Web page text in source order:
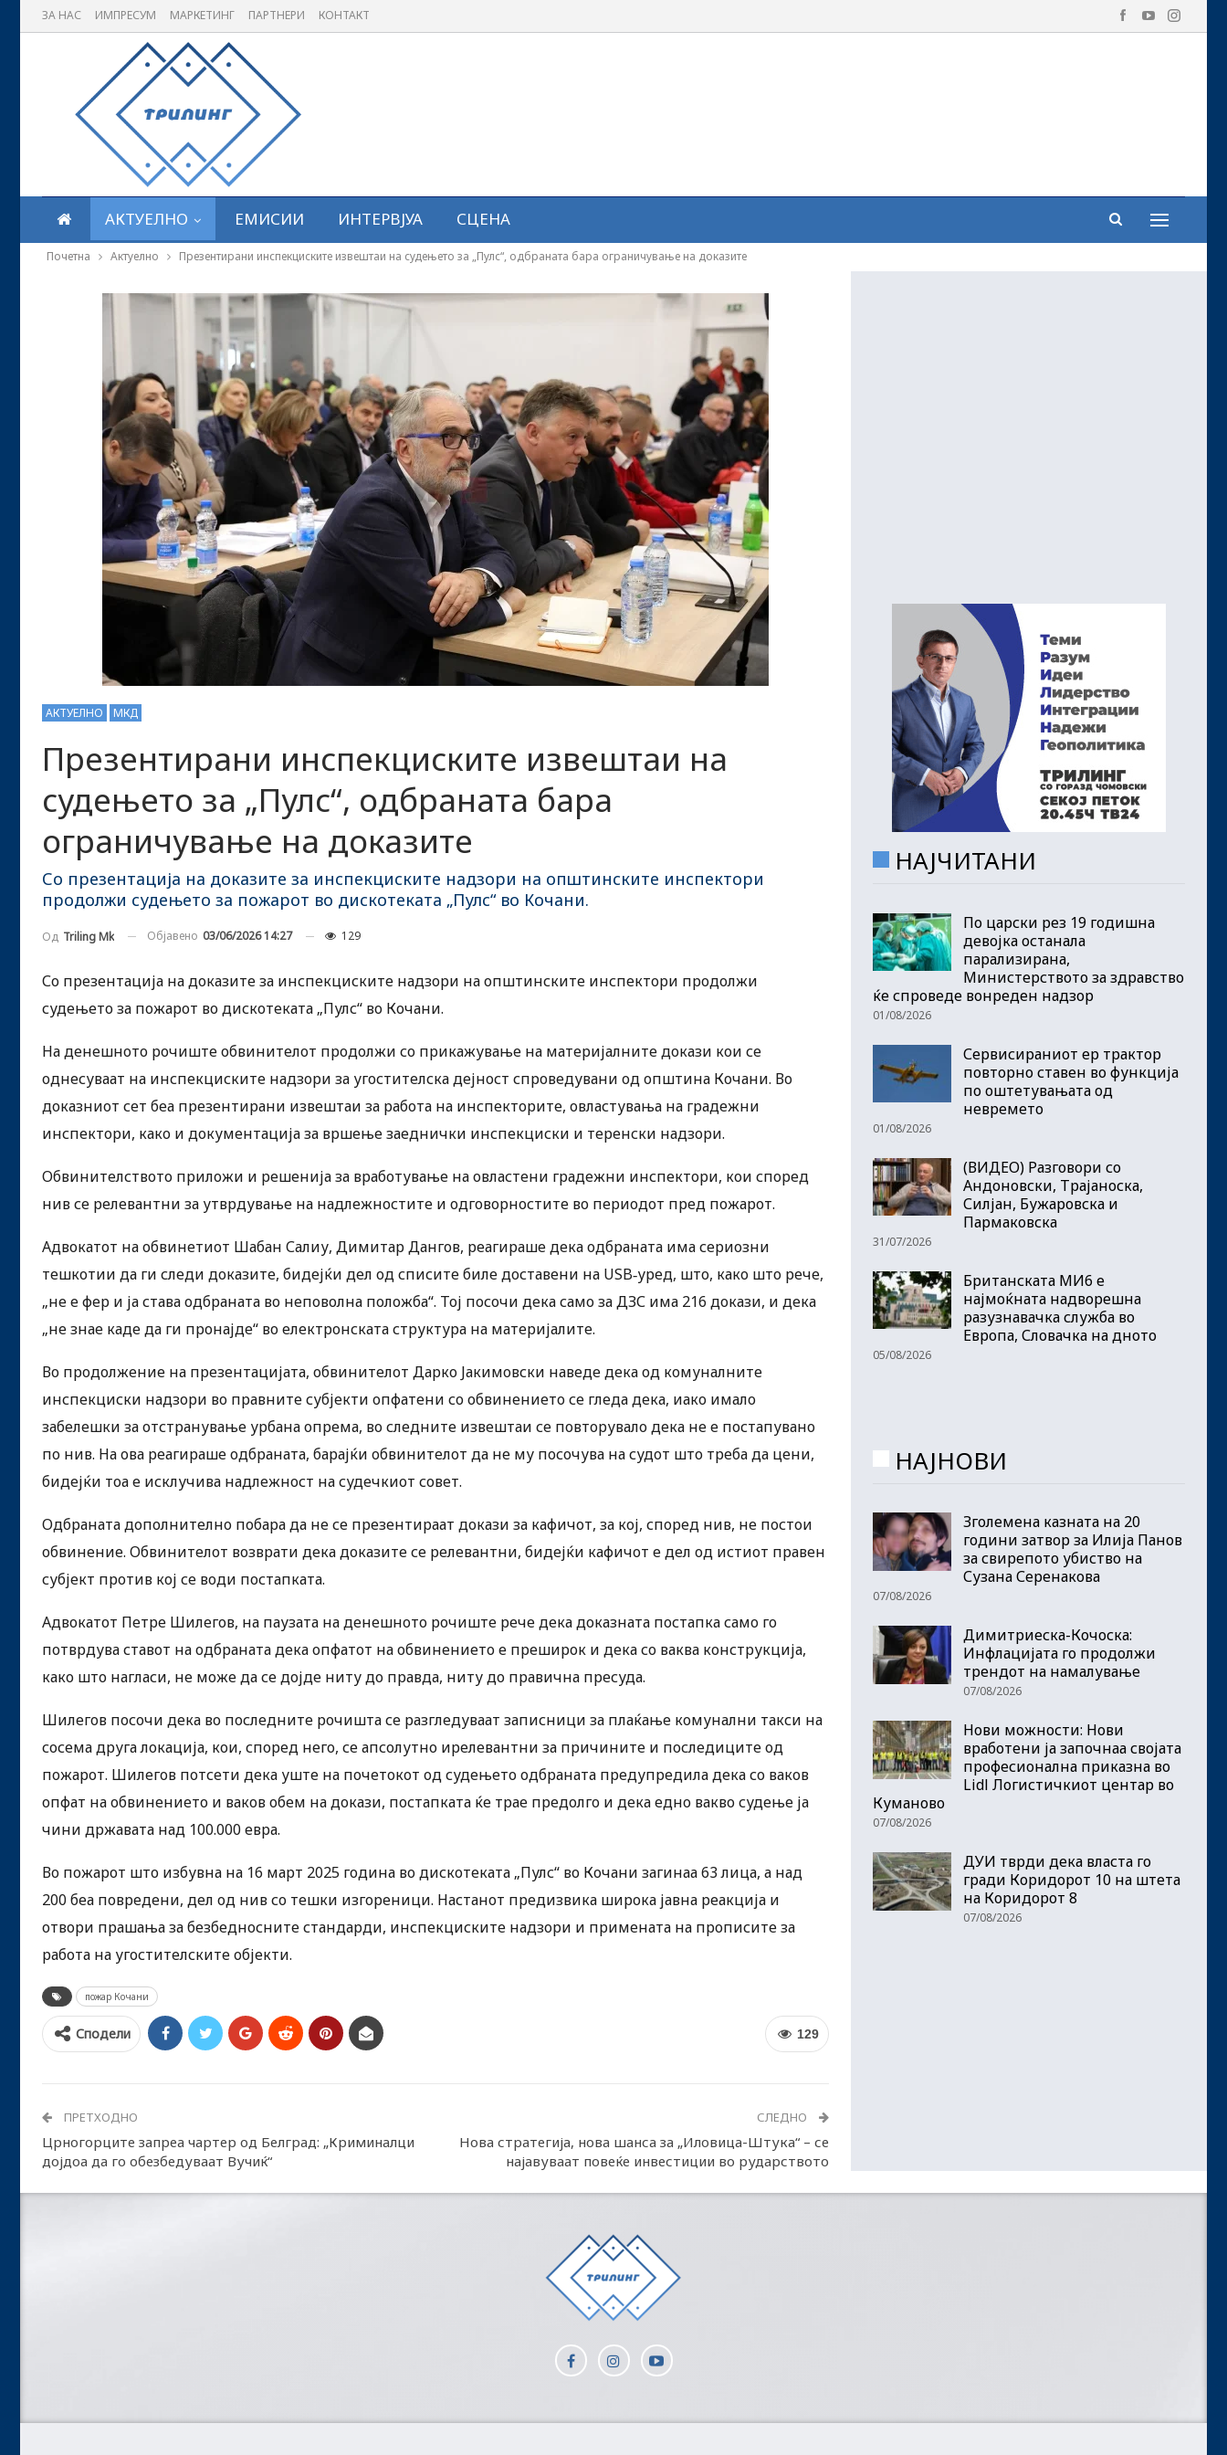
ЗА НАС ИМПРЕСУМ МАРКЕТИНГ ПАРТНЕРИ КОНТАКТ
АКТУЕЛНО ЕМИСИИ ИНТЕРВЈУА СЦЕНА
Почетна Актуелно Презентирани инспекциските извештаи на судењето за „Пулс“, одбраната бара ограничување на доказите
АКТУЕЛНО МКД
Презентирани инспекциските извештаи на
судењето за „Пулс“, одбраната бара
ограничување на доказите
Со презентација на доказите за инспекциските надзори на општинските инспектори
продолжи судењето за пожарот во дискотеката „Пулс“ во Кочани.
Од Triling Mk Објавено 03/06/2026 14:27 129
Со презентација на доказите за инспекциските надзори на општинските инспектори продолжи
судењето за пожарот во дискотеката „Пулс“ во Кочани.
На денешното рочиште обвинителот продолжи со прикажување на материјалните докази кои се
однесуваат на инспекциските надзори за угостителска дејност спроведувани од општина Кочани. Во
доказниот сет беа презентирани извештаи за работа на инспекторите, овластувања на градежни
инспектори, како и документација за вршење заеднички инспекциски и теренски надзори.
Обвинителството приложи и решенија за вработување на овластени градежни инспектори, кои според
нив се релевантни за утврдување на надлежностите и одговорностите во периодот пред пожарот.
Адвокатот на обвинетиот Шабан Салиу, Димитар Дангов, реагираше дека одбраната има сериозни
тешкотии да ги следи доказите, бидејќи дел од списите биле доставени на USB‑уред, што, како што рече,
„не е фер и ја става одбраната во неповолна положба“. Тој посочи дека само за ДЗС има 216 докази, и дека
„не знае каде да ги пронајде“ во електронската структура на материјалите.
Во продолжение на презентацијата, обвинителот Дарко Јакимовски наведе дека од комуналните
инспекциски надзори во правните субјекти опфатени со обвинението се гледа дека, иако имало
забелешки за отстранување урбана опрема, во следните извештаи се повторувало дека не е постапувано
по нив. На ова реагираше одбраната, барајќи обвинителот да не му посочува на судот што треба да цени,
бидејќи тоа е исклучива надлежност на судечкиот совет.
Одбраната дополнително побара да не се презентираат докази за кафичот, за кој, според нив, не постои
обвинение. Обвинителот возврати дека доказите се релевантни, бидејќи кафичот е дел од истиот правен
субјект против кој се води постапката.
Адвокатот Петре Шилегов, на паузата на денешното рочиште рече дека доказната постапка само го
потврдува ставот на одбраната дека опфатот на обвинението е преширок и дека со ваква конструкција,
како што нагласи, не може да се дојде ниту до правда, ниту до правична пресуда.
Шилегов посочи дека во последните рочишта се разгледуваат записници за плаќање комунални такси на
сосема друга локација, кои, според него, се апсолутно ирелевантни за причините и последиците од
пожарот. Шилегов потсети дека уште на почетокот од судењето одбраната предупредила дека со ваков
опфат на обвинението и ваков обем на докази, постапката ќе трае предолго и дека едно вакво судење ја
чини државата над 100.000 евра.
Во пожарот што избувна на 16 март 2025 година во дискотеката „Пулс“ во Кочани загинаа 63 лица, а над
200 беа повредени, дел од нив со тешки изгореници. Настанот предизвика широка јавна реакција и
отвори прашања за безбедносните стандарди, инспекциските надзори и примената на прописите за
работа на угостителските објекти.
пожар Кочани
129
Сподели
ПРЕТХОДНО
Црногорците запреа чартер од Белград: „Криминалци
дојдоа да го обезбедуваат Вучиќ“
СЛЕДНО
Нова стратегија, нова шанса за „Иловица-Штука“ – се
најавуваат повеќе инвестиции во рударството
НАЈЧИТАНИ
По царски рез 19 годишна
девојка останала
парализирана,
Министерството за здравство
ќе спроведе вонреден надзор
01/08/2026
Сервисираниот ер трактор
повторно ставен во функција
по оштетувањата од
невремето
01/08/2026
(ВИДЕО) Разговори со
Андоновски, Трајаноска,
Силјан, Бужаровска и
Пармаковска
31/07/2026
Британската МИ6 е
најмоќната надворешна
разузнавачка служба во
Европа, Словачка на дното
05/08/2026
НАЈНОВИ
Зголемена казната на 20
години затвор за Илија Панов
за свирепото убиство на
Сузана Серенакова
07/08/2026
Димитриеска-Кочоска:
Инфлацијата го продолжи
трендот на намалување
07/08/2026
Нови можности: Нови
вработени ја започнаа својата
професионална приказна во
Lidl Логистичкиот центар во
Куманово
07/08/2026
ДУИ тврди дека власта го
гради Коридорот 10 на штета
на Коридорот 8
07/08/2026